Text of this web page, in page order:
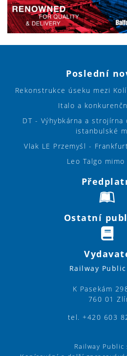
Poslední
Rekonstrukce úseku mezi
Italo a
DT - Výhybkárna a strojírna
istanbulské
Vlak LE Przemyśl -
Leo Talgo
Ostatní
Railway
K Pasekám
760 01
tel. +420 603
Railway Public